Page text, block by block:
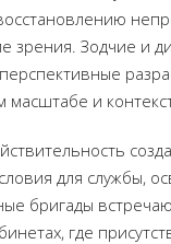
зрения. Зодчие и
масштабе и
для службы,
бригады
где